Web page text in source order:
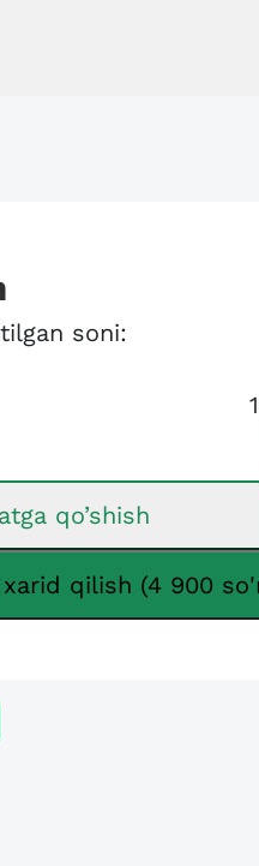
soni:
qo’shish
qilish (4 900